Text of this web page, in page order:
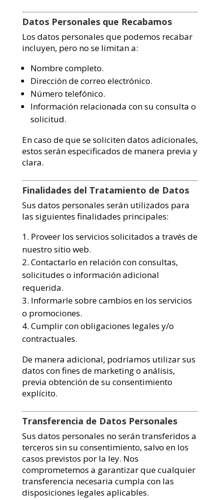
Datos Personales que Recabamos
Los datos personales que podemos recabar
incluyen, pero no se limitan a:
Nombre completo.
Dirección de correo electrónico.
Número telefónico.
Información relacionada con su consulta o
solicitud.
En caso de que se soliciten datos adicionales,
estos serán especificados de manera previa y
clara.
Finalidades del Tratamiento de Datos
Sus datos personales serán utilizados para
las siguientes finalidades principales:
Proveer los servicios solicitados a través de
nuestro sitio web.
Contactarlo en relación con consultas,
solicitudes o información adicional
requerida.
Informarle sobre cambios en los servicios
o promociones.
Cumplir con obligaciones legales y/o
contractuales.
De manera adicional, podríamos utilizar sus
datos con fines de marketing o análisis,
previa obtención de su consentimiento
explícito.
Transferencia de Datos Personales
Sus datos personales no serán transferidos a
terceros sin su consentimiento, salvo en los
casos previstos por la ley. Nos
comprometemos a garantizar que cualquier
transferencia necesaria cumpla con las
disposiciones legales aplicables.